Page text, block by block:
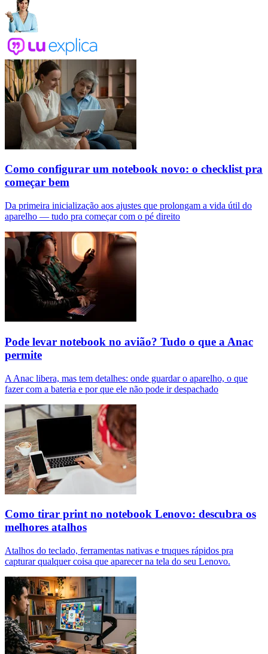
Como configurar um notebook novo: o checklist pra
começar bem
Da primeira inicialização aos ajustes que prolongam a vida útil do
aparelho — tudo pra começar com o pé direito
Pode levar notebook no avião? Tudo o que a Anac
permite
A Anac libera, mas tem detalhes: onde guardar o aparelho, o que
fazer com a bateria e por que ele não pode ir despachado
Como tirar print no notebook Lenovo: descubra os
melhores atalhos
Atalhos do teclado, ferramentas nativas e truques rápidos pra
capturar qualquer coisa que aparecer na tela do seu Lenovo.